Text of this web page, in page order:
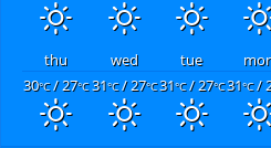
tue
wed
thu
31°C/
31°C/ 27°C
31°C/ 27°C
30°C/ 27°C